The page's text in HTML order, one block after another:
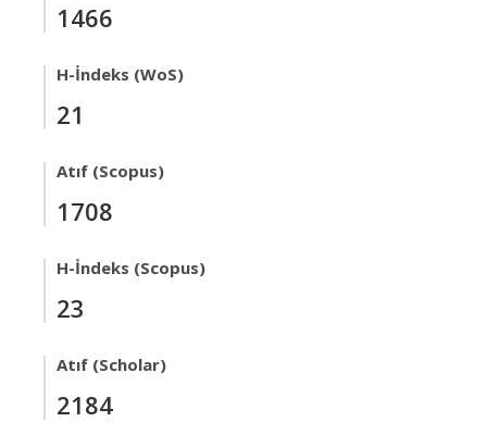
1466
H-İndeks (WoS)
21
Atıf (Scopus)
1708
H-İndeks (Scopus)
23
Atıf (Scholar)
2184